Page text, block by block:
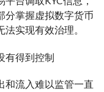
分掌握虚拟数字货币
实现有效治理。
有得到控制
和流入难以监管一直